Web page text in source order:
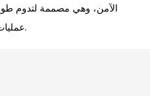
الآمن، وهي مصممة لتدوم
عمليات الجرعات ويقلل من تكاليف التشغيل.